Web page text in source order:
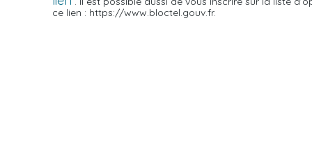
ce lien : https://www.bloctel.gouv.fr.